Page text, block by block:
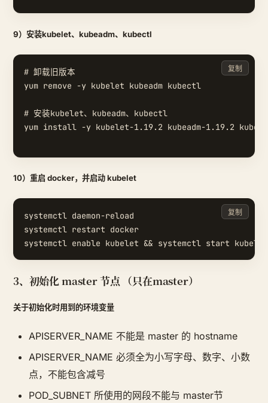
9）安装kubelet、kubeadm、kubectl
# 卸载旧版本
yum remove -y kubelet kubeadm kubectl
# 安装kubelet、kubeadm、kubectl
yum install -y kubelet-1.19.2 kubeadm-1.19.2
复制
10）重启 docker，并启动 kubelet
systemctl daemon-reload
systemctl restart docker
复制
3、初始化 master 节点 （只在master）
关于初始化时用到的环境变量
APISERVER_NAME 不能是 master 的 hostname
APISERVER_NAME 必须全为小写字母、数字、小数
点，不能包含减号
POD_SUBNET 所使用的网段不能与 master节